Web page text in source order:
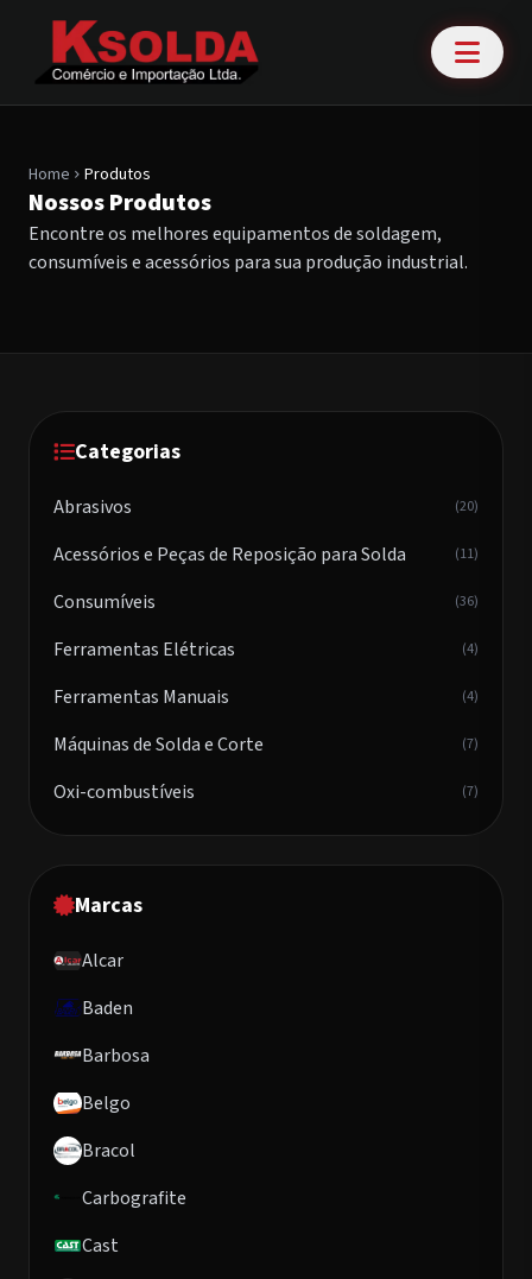
Home chevron_right Produtos
Nossos Produtos
Encontre os melhores equipamentos de soldagem,
consumíveis e acessórios para sua produção industrial.
Categorias
Abrasivos (20)
Acessórios e Peças de Reposição para Solda (11)
Consumíveis (36)
Ferramentas Elétricas (4)
Ferramentas Manuais (4)
Máquinas de Solda e Corte (7)
Oxi-combustíveis (7)
Marcas
Alcar
Baden
Barbosa
Belgo
Bracol
Carbografite
Cast